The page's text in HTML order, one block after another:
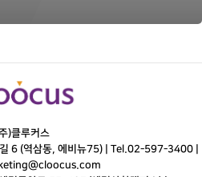
)클루커스
6 (역삼동, 에비뉴75) | Tel.02-597-3400